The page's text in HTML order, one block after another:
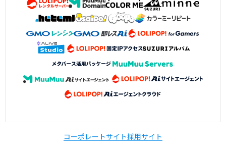
コーポレートサイト採用サイト